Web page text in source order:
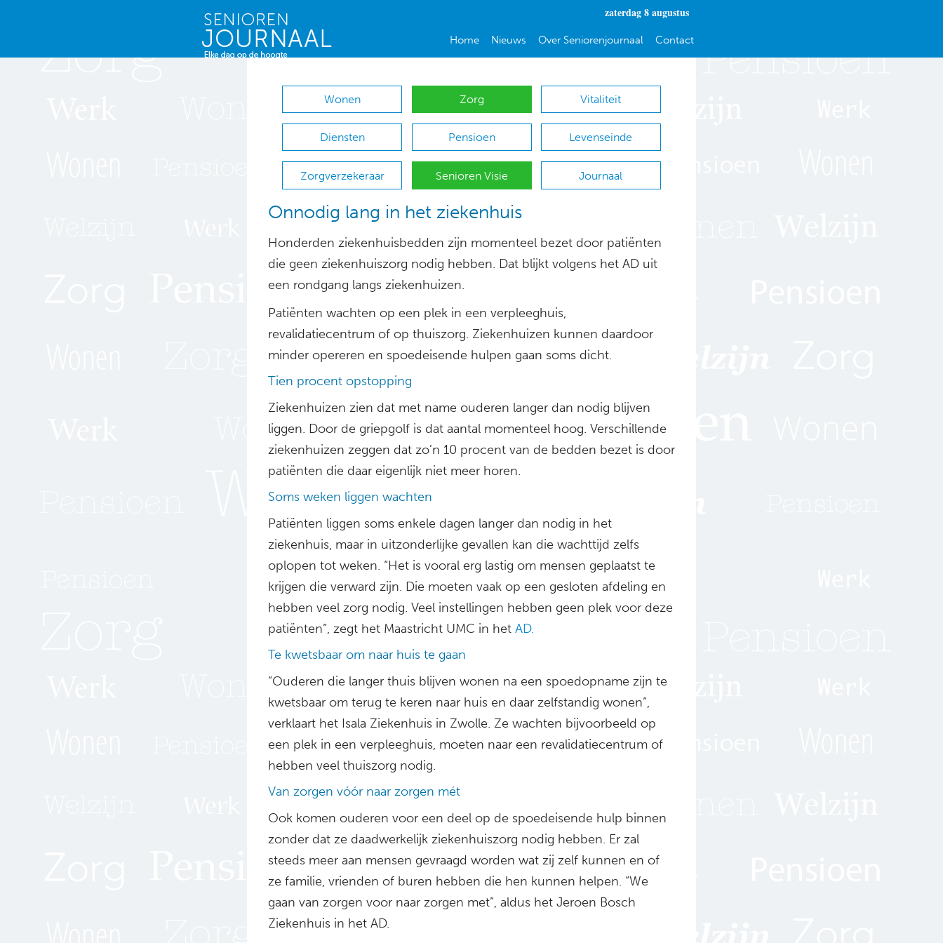
zaterdag 8 augustus
Home Nieuws Over Seniorenjournaal Contact
Wonen Zorg Vitaliteit
Diensten Pensioen Levenseinde
Zorgverzekeraar Senioren Visie Journaal
Onnodig lang in het ziekenhuis
Honderden ziekenhuisbedden zijn momenteel bezet door patiënten
die geen ziekenhuiszorg nodig hebben. Dat blijkt volgens het AD uit
een rondgang langs ziekenhuizen.
Patiënten wachten op een plek in een verpleeghuis,
revalidatiecentrum of op thuiszorg. Ziekenhuizen kunnen daardoor
minder opereren en spoedeisende hulpen gaan soms dicht.
Tien procent opstopping
Ziekenhuizen zien dat met name ouderen langer dan nodig blijven
liggen. Door de griepgolf is dat aantal momenteel hoog. Verschillende
ziekenhuizen zeggen dat zo’n 10 procent van de bedden bezet is door
patiënten die daar eigenlijk niet meer horen.
Soms weken liggen wachten
Patiënten liggen soms enkele dagen langer dan nodig in het
ziekenhuis, maar in uitzonderlijke gevallen kan die wachttijd zelfs
oplopen tot weken. “Het is vooral erg lastig om mensen geplaatst te
krijgen die verward zijn. Die moeten vaak op een gesloten afdeling en
hebben veel zorg nodig. Veel instellingen hebben geen plek voor deze
patiënten”, zegt het Maastricht UMC in het AD.
Te kwetsbaar om naar huis te gaan
“Ouderen die langer thuis blijven wonen na een spoedopname zijn te
kwetsbaar om terug te keren naar huis en daar zelfstandig wonen”,
verklaart het Isala Ziekenhuis in Zwolle. Ze wachten bijvoorbeeld op
een plek in een verpleeghuis, moeten naar een revalidatiecentrum of
hebben veel thuiszorg nodig.
Van zorgen vóór naar zorgen mét
Ook komen ouderen voor een deel op de spoedeisende hulp binnen
zonder dat ze daadwerkelijk ziekenhuiszorg nodig hebben. Er zal
steeds meer aan mensen gevraagd worden wat zij zelf kunnen en of
ze familie, vrienden of buren hebben die hen kunnen helpen. “We
gaan van zorgen voor naar zorgen met”, aldus het Jeroen Bosch
Ziekenhuis in het AD.